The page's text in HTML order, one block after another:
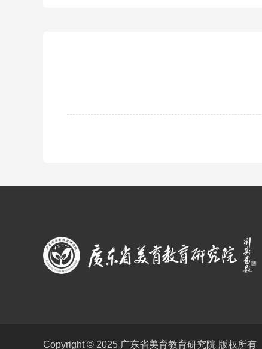
Copyright © 2025 广东省美育教育研究院 版权所有